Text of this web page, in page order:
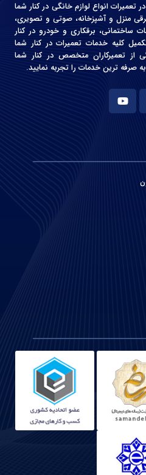
با تجربه ای در تعمیرات انواع لوازم خانگی در کنار شما
برقی منزل و آشپزخانه، صوتی و‌ تصویری،
ساختمانی، برقکاری و خودرو در کنار
کلیه خدمات تعمیرات در کنار شما
از تعمیرکاران متخصص در کنار شما
صرفه ترین خدمات را تجربه نمایید.